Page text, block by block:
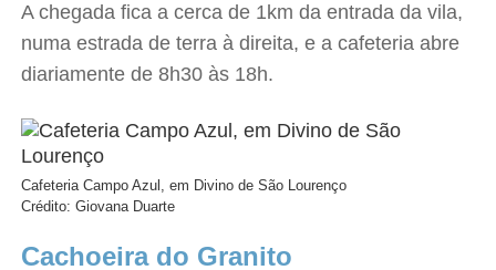
A chegada fica a cerca de 1km da entrada da vila,
numa estrada de terra à direita, e a cafeteria abre
diariamente de 8h30 às 18h.
Cafeteria Campo Azul, em Divino de São Lourenço
Crédito: Giovana Duarte
Cachoeira do Granito